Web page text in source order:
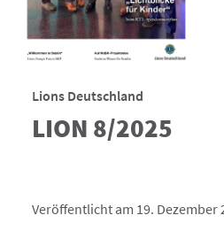
Lions Deutschland
LION 8/2025
Veröffentlicht am 19. Dezember